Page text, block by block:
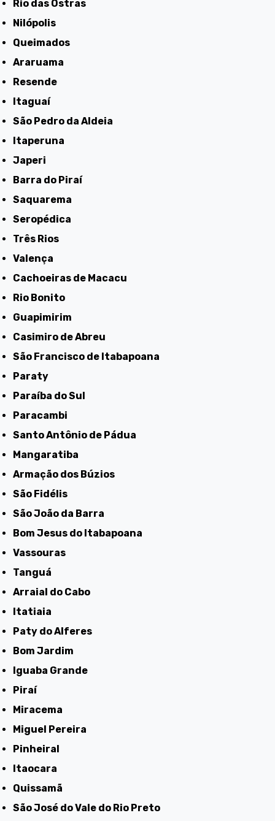
Rio das Ostras
Nilópolis
Queimados
Araruama
Resende
Itaguaí
São Pedro da Aldeia
Itaperuna
Japeri
Barra do Piraí
Saquarema
Seropédica
Três Rios
Valença
Cachoeiras de Macacu
Rio Bonito
Guapimirim
Casimiro de Abreu
São Francisco de Itabapoana
Paraty
Paraíba do Sul
Paracambi
Santo Antônio de Pádua
Mangaratiba
Armação dos Búzios
São Fidélis
São João da Barra
Bom Jesus do Itabapoana
Vassouras
Tanguá
Arraial do Cabo
Itatiaia
Paty do Alferes
Bom Jardim
Iguaba Grande
Piraí
Miracema
Miguel Pereira
Pinheiral
Itaocara
Quissamã
São José do Vale do Rio Preto